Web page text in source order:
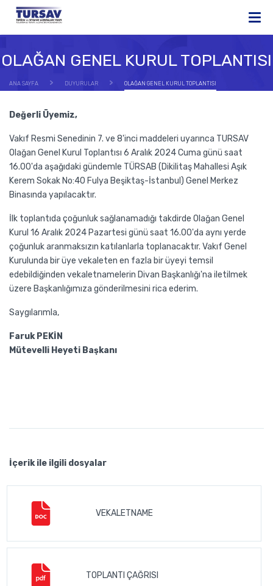
OLAĞAN GENEL KURUL TOPLANTISI
ANA SAYFA DUYURULAR OLAĞAN GENEL KURUL TOPLANTISI
Değerli Üyemiz,
Vakıf Resmi Senedinin 7. ve 8'inci maddeleri uyarınca TURSAV
Olağan Genel Kurul Toplantısı 6 Aralık 2024 Cuma günü saat
16.00'da aşağıdaki gündemle TÜRSAB (Dikilitaş Mahallesi Aşık
Kerem Sokak No:40 Fulya Beşiktaş-İstanbul) Genel Merkez
Binasında yapılacaktır.
İlk toplantıda çoğunluk sağlanamadığı takdirde Olağan Genel
Kurul 16 Aralık 2024 Pazartesi günü saat 16.00'da aynı yerde
çoğunluk aranmaksızın katılanlarla toplanacaktır. Vakıf Genel
Kurulunda bir üye vekaleten en fazla bir üyeyi temsil
edebildiğinden vekaletnamelerin Divan Başkanlığı'na iletilmek
üzere Başkanlığımıza gönderilmesini rica ederim.
Saygılarımla,
Faruk PEKİN
Mütevelli Heyeti Başkanı
İçerik ile ilgili dosyalar
VEKALETNAME
TOPLANTI ÇAĞRISI